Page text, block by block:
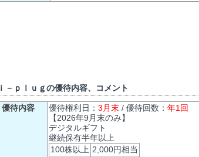
ｉ－ｐｌｕｇの優待内容、コメント
優待内容 優待権利日： 3月末 / 優待回数： 年1回
【2026年9月末のみ】
デジタルギフト
継続保有半年以上
100株以上 2,000円相当